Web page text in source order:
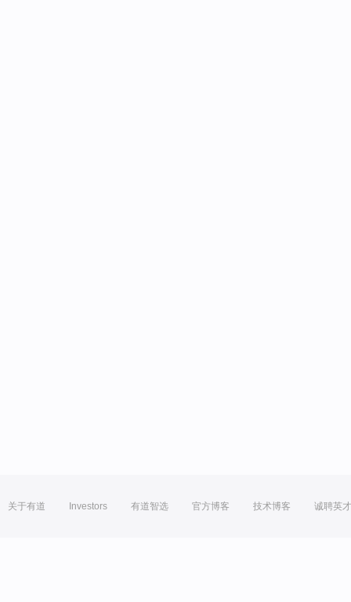
关于有道 Investors 有道智选 官方博客 技术博客 诚聘英才